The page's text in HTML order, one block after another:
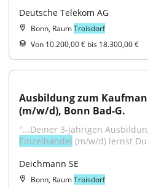
Deutsche Telekom AG
Bonn, RaumTroisdorf
Von 10.200,00 € bis 18.300,00 €
Ausbildung zum
(m/w/d), Bonn Bad-G.
Einzelhandel (m/w/d) lernst
Deichmann SE
Bonn, RaumTroisdorf